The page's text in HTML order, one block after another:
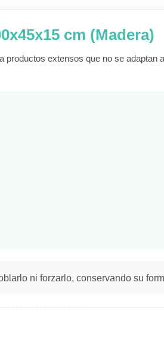
cm (Madera)
productos extensos que no se
ni forzarlo, conservando su